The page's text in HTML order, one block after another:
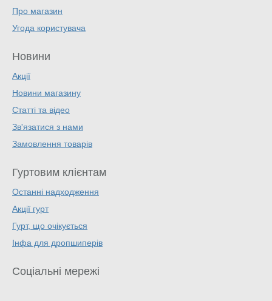
Про магазин
Угода користувача
Новини
Акції
Новини магазину
Статті та відео
Зв'язатися з нами
Замовлення товарів
Гуртовим клієнтам
Останні надходження
Акції гурт
Гурт, що очікується
Інфа для дропшиперів
Соціальні мережі